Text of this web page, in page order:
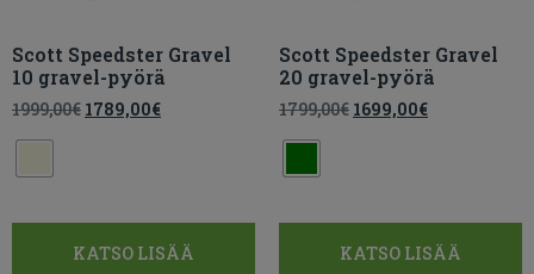
Scott Speedster Gravel
10 gravel-pyörä
1999,00€ 1789,00€
KATSO LISÄÄ
Scott Speedster Gravel
20 gravel-pyörä
1799,00€ 1699,00€
KATSO LISÄÄ